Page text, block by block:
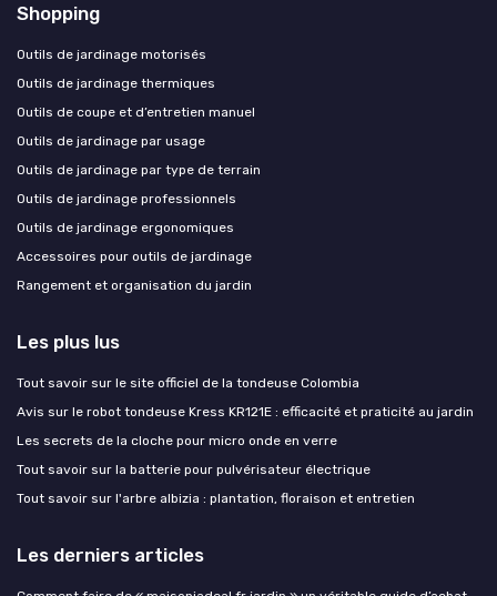
Shopping
Outils de jardinage motorisés
Outils de jardinage thermiques
Outils de coupe et d’entretien manuel
Outils de jardinage par usage
Outils de jardinage par type de terrain
Outils de jardinage professionnels
Outils de jardinage ergonomiques
Accessoires pour outils de jardinage
Rangement et organisation du jardin
Les plus lus
Tout savoir sur le site officiel de la tondeuse Colombia
Avis sur le robot tondeuse Kress KR121E : efficacité et praticité au jardin
Les secrets de la cloche pour micro onde en verre
Tout savoir sur la batterie pour pulvérisateur électrique
Tout savoir sur l'arbre albizia : plantation, floraison et entretien
Les derniers articles